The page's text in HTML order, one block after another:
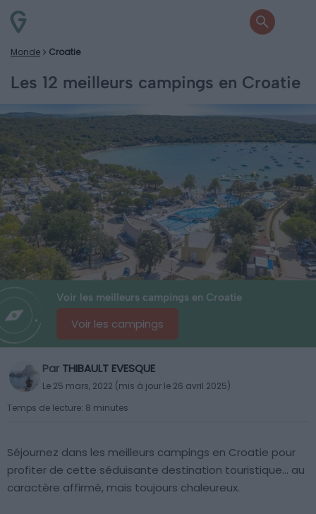
Monde Croatie
Les 12 meilleurs campings en Croatie
Voir les meilleurs campings en Croatie
Voir les campings
Par THIBAULT EVESQUE
Le 25 mars, 2022 (mis à jour le 26 avril 2025)
Temps de lecture: 8 minutes
Séjournez dans les meilleurs campings en Croatie pour
profiter de cette séduisante destination touristique… au
caractère affirmé, mais toujours chaleureux.